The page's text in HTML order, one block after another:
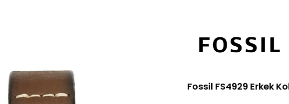
Fossil FS4929 Erkek